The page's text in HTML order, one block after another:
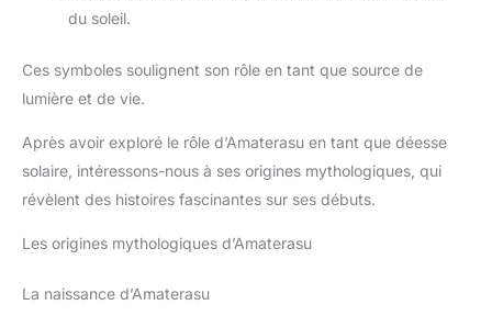
du soleil.
Ces symboles soulignent son rôle en tant que source de
lumière et de vie.
Après avoir exploré le rôle d’Amaterasu en tant que déesse
solaire, intéressons-nous à ses origines mythologiques, qui
révèlent des histoires fascinantes sur ses débuts.
Les origines mythologiques d’Amaterasu
La naissance d’Amaterasu